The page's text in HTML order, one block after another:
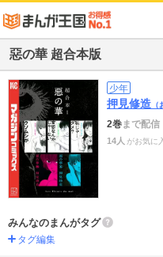
惡の華 超合本版
少年
押見修造
2巻まで配信
14人 がお気に
みんなのまんがタグ
タグ編集